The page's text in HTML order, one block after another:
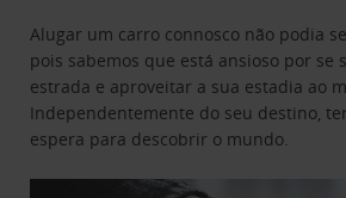
Alugar um carro connosco não podia
pois sabemos que está ansioso por se
estrada e aproveitar a sua estadia ao
Independentemente do seu destino,
espera para descobrir o mundo.